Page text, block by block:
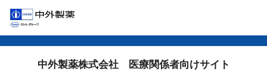
中外製薬株式会社 医療関係者向けサイト